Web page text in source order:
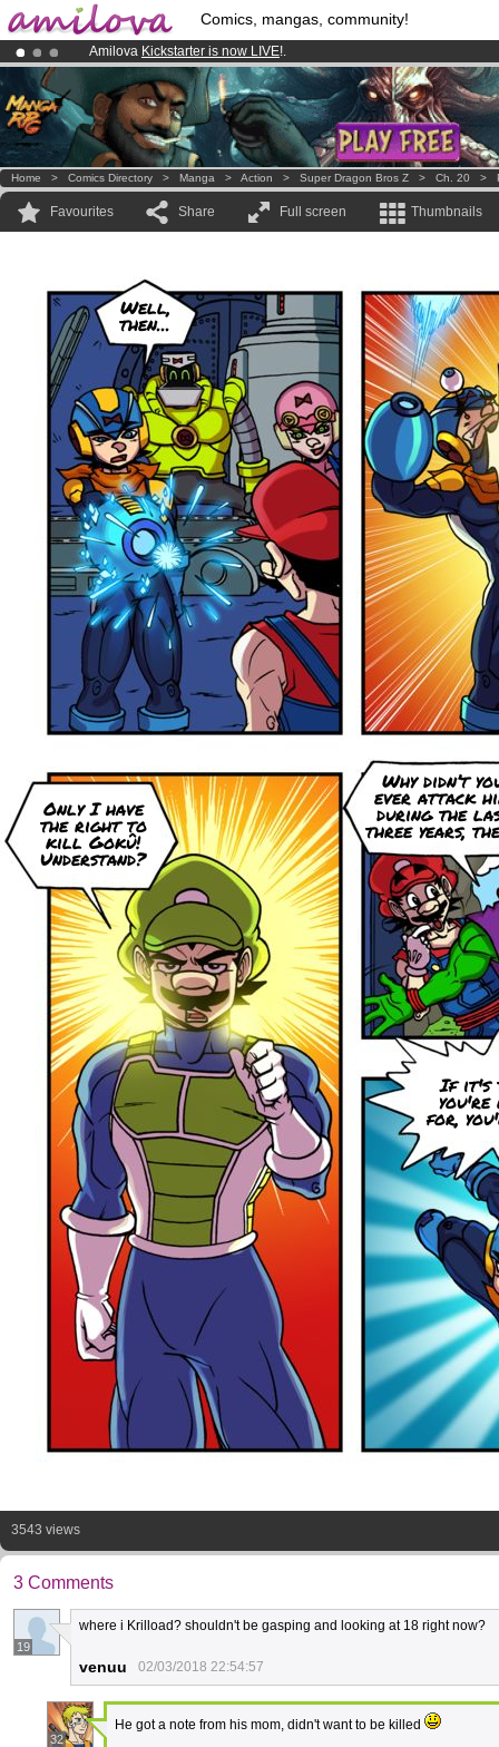
Comics, mangas, community!
Amilova Kickstarter is now LIVE!.
Premium membership from3.95 eurosper month !Get membership
Already 100000membersand 1000 comics & mangas!.
Home > Comics Directory > Manga > Action > Super Dragon Bros Z > Ch. 20 >
Favourites Share Full screen Thumbnails
Well,
then...
Only I have
the right to
kill Gokû!
Understand?
Why didn’t
ever attack
during the
three years,
If it's
for,
3543 views
3 Comments
19
where i Krilload? shouldn't be gasping and looking at 18 right now?
venuu 02/03/2018 22:54:57
32
He got a note from his mom, didn't want to be killed